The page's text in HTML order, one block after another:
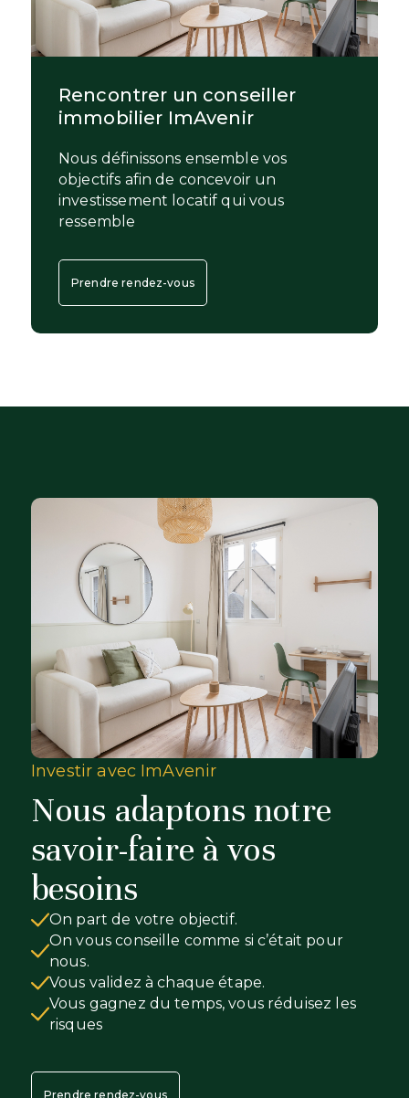
Rencontrer un conseiller
immobilier ImAvenir
Nous définissons ensemble vos
objectifs afin de concevoir un
investissement locatif qui vous
ressemble
Prendre rendez-vous
Investir avec ImAvenir
Nous adaptons notre
savoir-faire à vos
besoins
On part de votre objectif.
On vous conseille comme si c’était pour
nous.
Vous validez à chaque étape.
Vous gagnez du temps, vous réduisez les
risques
Prendre rendez-vous